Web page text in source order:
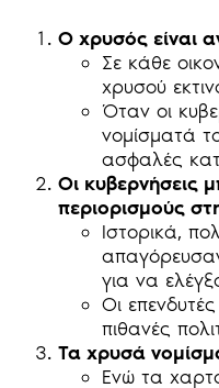
Ο χρυσός είναι
Σε κάθε
χρυσού
Όταν οι
νομίσματά
ασφαλές
Οι κυβερνήσεις
περιορισμούς
Ιστορικά,
για να
Οι
πιθανές
Τα χρυσά
Ενώ τα